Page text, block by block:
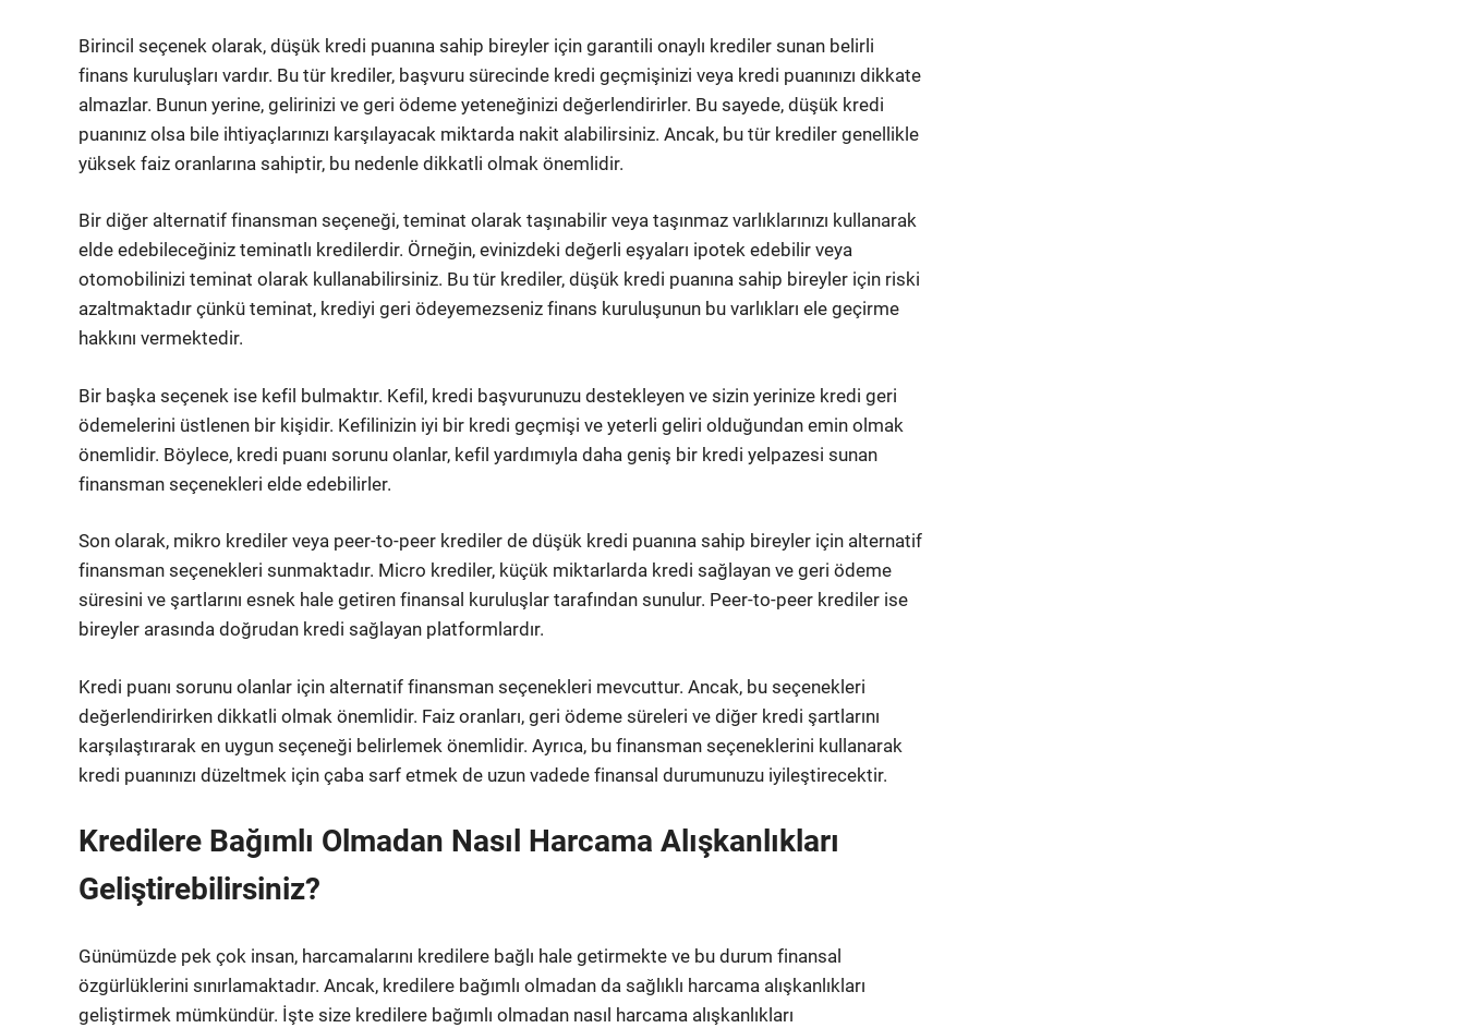
Birincil seçenek olarak, düşük kredi puanına sahip bireyler için garantili onaylı krediler sunan belirli
finans kuruluşları vardır. Bu tür krediler, başvuru sürecinde kredi geçmişinizi veya kredi puanınızı dikkate
almazlar. Bunun yerine, gelirinizi ve geri ödeme yeteneğinizi değerlendirirler. Bu sayede, düşük kredi
puanınız olsa bile ihtiyaçlarınızı karşılayacak miktarda nakit alabilirsiniz. Ancak, bu tür krediler genellikle
yüksek faiz oranlarına sahiptir, bu nedenle dikkatli olmak önemlidir.
Bir diğer alternatif finansman seçeneği, teminat olarak taşınabilir veya taşınmaz varlıklarınızı kullanarak
elde edebileceğiniz teminatlı kredilerdir. Örneğin, evinizdeki değerli eşyaları ipotek edebilir veya
otomobilinizi teminat olarak kullanabilirsiniz. Bu tür krediler, düşük kredi puanına sahip bireyler için riski
azaltmaktadır çünkü teminat, krediyi geri ödeyemezseniz finans kuruluşunun bu varlıkları ele geçirme
hakkını vermektedir.
Bir başka seçenek ise kefil bulmaktır. Kefil, kredi başvurunuzu destekleyen ve sizin yerinize kredi geri
ödemelerini üstlenen bir kişidir. Kefilinizin iyi bir kredi geçmişi ve yeterli geliri olduğundan emin olmak
önemlidir. Böylece, kredi puanı sorunu olanlar, kefil yardımıyla daha geniş bir kredi yelpazesi sunan
finansman seçenekleri elde edebilirler.
Son olarak, mikro krediler veya peer-to-peer krediler de düşük kredi puanına sahip bireyler için alternatif
finansman seçenekleri sunmaktadır. Micro krediler, küçük miktarlarda kredi sağlayan ve geri ödeme
süresini ve şartlarını esnek hale getiren finansal kuruluşlar tarafından sunulur. Peer-to-peer krediler ise
bireyler arasında doğrudan kredi sağlayan platformlardır.
Kredi puanı sorunu olanlar için alternatif finansman seçenekleri mevcuttur. Ancak, bu seçenekleri
değerlendirirken dikkatli olmak önemlidir. Faiz oranları, geri ödeme süreleri ve diğer kredi şartlarını
karşılaştırarak en uygun seçeneği belirlemek önemlidir. Ayrıca, bu finansman seçeneklerini kullanarak
kredi puanınızı düzeltmek için çaba sarf etmek de uzun vadede finansal durumunuzu iyileştirecektir.
Kredilere Bağımlı Olmadan Nasıl Harcama Alışkanlıkları
Geliştirebilirsiniz?
Günümüzde pek çok insan, harcamalarını kredilere bağlı hale getirmekte ve bu durum finansal
özgürlüklerini sınırlamaktadır. Ancak, kredilere bağımlı olmadan da sağlıklı harcama alışkanlıkları
geliştirmek mümkündür. İşte size kredilere bağımlı olmadan nasıl harcama alışkanlıkları